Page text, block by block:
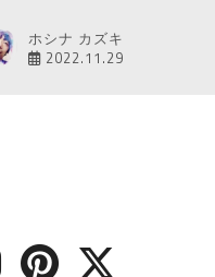
ホシナ カズキ
2022.11.29